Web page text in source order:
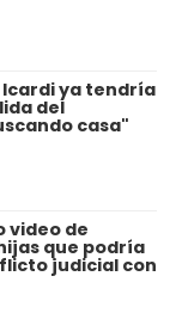
ya tendría
del
casa"
video de
que podría
judicial con